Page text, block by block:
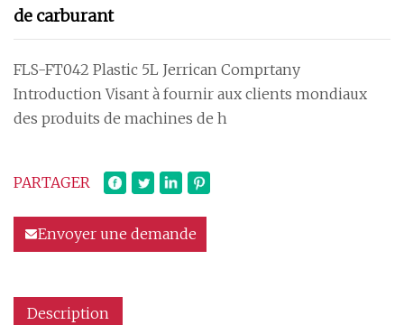
de carburant
FLS-FT042 Plastic 5L Jerrican Comprtany
Introduction Visant à fournir aux clients mondiaux
des produits de machines de h
PARTAGER
Envoyer une demande
Description